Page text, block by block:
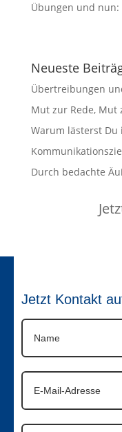
Übungen und
Neueste
Übertreibungen
Mut zur Rede, Mut
Warum lästerst Du
Durch bedachte
Jetzt Kontakt